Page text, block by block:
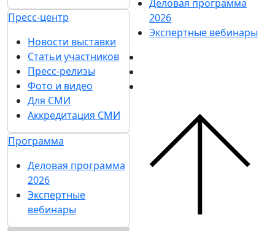
Пресс-центр
Новости выставки
Статьи участников
Пресс-релизы
Фото и видео
Для СМИ
Аккредитация СМИ
Программа
Деловая программа
2026
Экспертные
вебинары
Деловая программа
2026
Экспертные вебинары